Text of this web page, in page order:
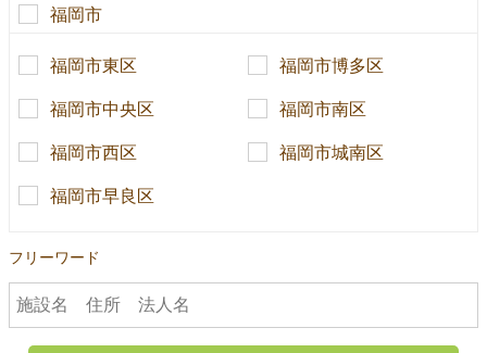
福岡市
福岡市東区 福岡市博多区
福岡市中央区 福岡市南区
福岡市西区 福岡市城南区
福岡市早良区
フリーワード